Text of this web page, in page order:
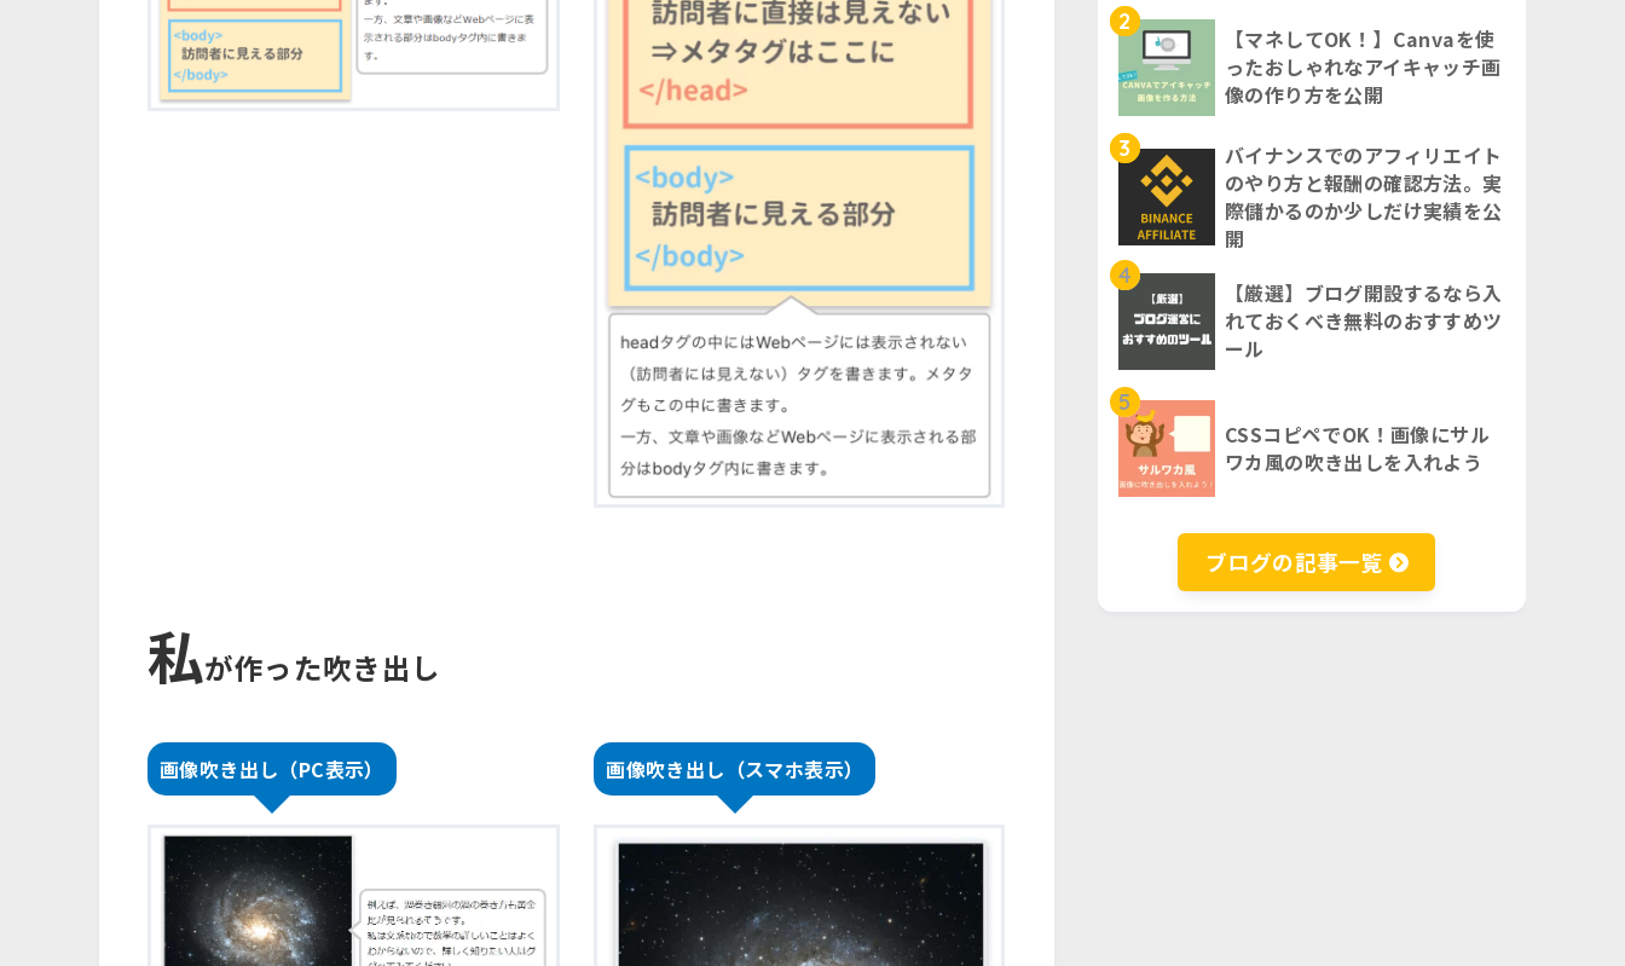
私が作った吹き出し
画像吹き出し（PC表示） 画像吹き出し（スマホ表示）
2
【マネしてOK！】Canvaを使
ったおしゃれなアイキャッチ画
像の作り方を公開
3
バイナンスでのアフィリエイト
のやり方と報酬の確認方法。実
際儲かるのか少しだけ実績を公
開
4
【厳選】ブログ開設するなら入
れておくべき無料のおすすめツ
ール
5
CSSコピペでOK！画像にサル
ワカ風の吹き出しを入れよう
ブログの記事一覧